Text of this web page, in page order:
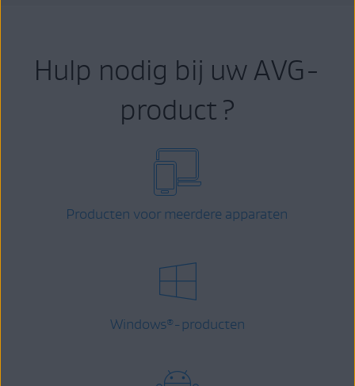
Hulp nodig bij uw AVG-
product ?
Producten voor meerdere apparaten
Windows® -producten